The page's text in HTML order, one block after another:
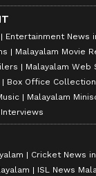
Entertainment News
Malayalam Movie
Malayalam Web
Box Office
Malayalam
Cricket News
ISL News